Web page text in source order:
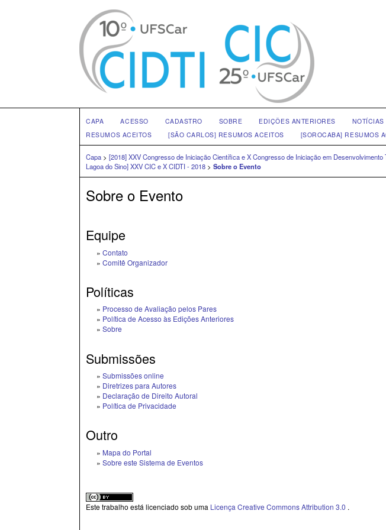
CAPA ACESSO CADASTRO SOBRE EDIÇÕES ANTERIORES NOTÍCIAS
RESUMOS ACEITOS
[SÃO CARLOS] RESUMOS ACEITOS [SOROCABA] RESUMOS
Capa >[2018] XXV Congresso de Iniciação Científica e X Congresso de Iniciação em
Lagoa do Sino] XXV CIC e X CIDTI - 2018 >Sobre o Evento
Sobre o Evento
Equipe
»Contato
»Comitê Organizador
Políticas
» Processo de Avaliação pelos Pares
» Política de Acesso às Edições Anteriores
»Sobre
Submissões
»Submissões online
» Diretrizes para Autores
» Declaração de Direito Autoral
» Política de Privacidade
Outro
» Mapa do Portal
»Sobre este Sistema de Eventos
Este trabalho está licenciado sob uma Licença Creative Commons Attribution 3.0 .